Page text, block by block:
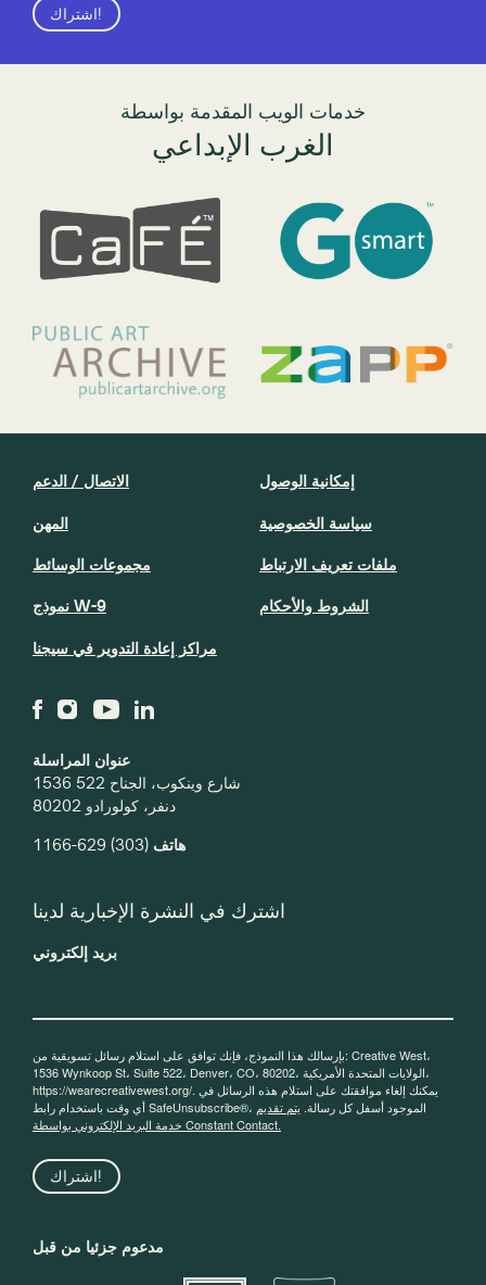
اشتراك!
خدمات الويب المقدمة بواسطة
الغرب الإبداعي
عنوان المراسلة
1536 شارع وينكوب، الجناح 522
دنفر، كولورادو 80202
هاتف (303) 629-1166
الاتصال / الدعم
المهن
مجموعات الوسائط
نموذج W-9
مراكز إعادة التدوير في سيجنا
إمكانية الوصول
سياسة الخصوصية
ملفات تعريف الارتباط
الشروط والأحكام
اشترك في النشرة الإخبارية لدينا
بريد إلكتروني
بإرسالك هذا النموذج، فإنك توافق على استلام رسائل تسويقية من: Creative West،
1536 Wynkoop St، Suite 522، Denver، CO، 80202، الولايات المتحدة الأمريكية،
https://wearecreativewest.org/. يمكنك إلغاء موافقتك على استلام هذه الرسائل في
أي وقت باستخدام رابط SafeUnsubscribe®، الموجود أسفل كل رسالة. يتم تقديم
خدمة البريد الإلكتروني بواسطة Constant Contact.
اشتراك!
مدعوم جزئيا من قبل